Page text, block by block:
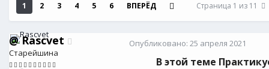
1 2 3 4 5 6 ВПЕРЁД Страница 1 из 11
@Rascvet
Старейшина
Опубликовано: 25 апреля 2021
В этой теме